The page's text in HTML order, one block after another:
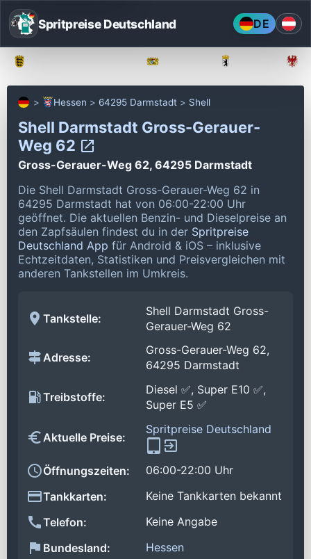
Spritpreise Deutschland DE
Hessen 64295 Darmstadt Shell
Shell Darmstadt Gross-Gerauer-
Weg 62
Gross-Gerauer-Weg 62, 64295 Darmstadt
Die Shell Darmstadt Gross-Gerauer-Weg 62 in
64295 Darmstadt hat von 06:00-22:00 Uhr
geöffnet. Die aktuellen Benzin- und Dieselpreise an
den Zapfsäulen findest du in der Spritpreise
Deutschland App für Android & iOS – inklusive
Echtzeitdaten, Statistiken und Preisvergleichen mit
anderen Tankstellen im Umkreis.
Tankstelle:
Shell Darmstadt Gross-
Gerauer-Weg 62
Adresse:
Gross-Gerauer-Weg 62,
64295 Darmstadt
Treibstoffe:
Diesel ✅, Super E10 ✅,
Super E5 ✅
Aktuelle Preise:
Spritpreise Deutschland
Öffnungszeiten:
06:00-22:00 Uhr
Tankkarten:
Keine Tankkarten bekannt
Telefon:
Keine Angabe
Bundesland:
Hessen